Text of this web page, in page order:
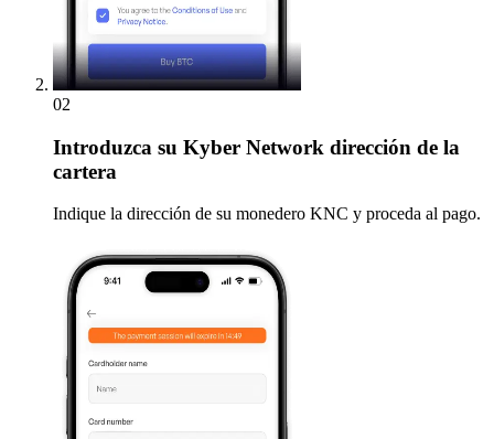
02
Introduzca su Kyber Network dirección de la
cartera
Indique la dirección de su monedero KNC y proceda al pago.